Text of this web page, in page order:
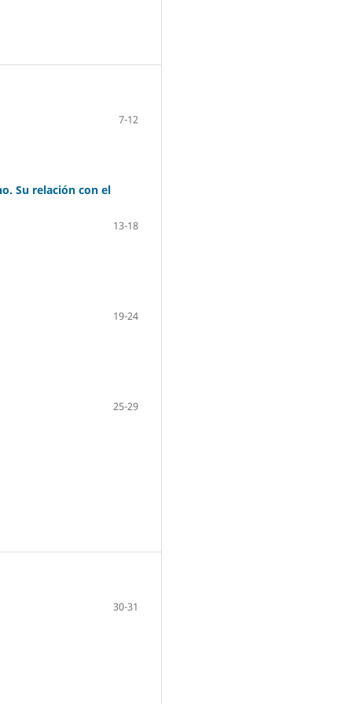
7-12
Su relación con el
13-18
19-24
25-29
30-31